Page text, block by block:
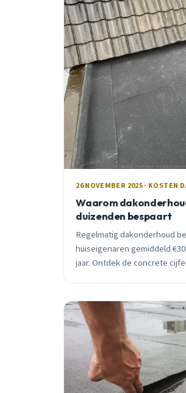
26 NOVEMBER 2025 · KOSTEN
Waarom
duizenden bespaart
Regelmatig dakonderhoud
huiseigenaren gemiddeld
jaar. Ontdek de concrete